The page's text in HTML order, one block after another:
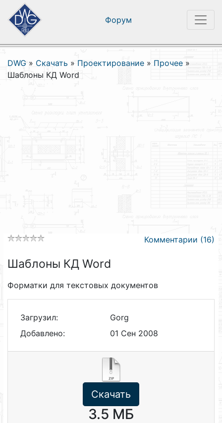
Форум
DWG » Скачать » Проектирование » Прочее »
Шаблоны КД Word
Комментарии (16)
Шаблоны КД Word
Форматки для текстовых документов
Загрузил:
Gorg
Добавлено:
01 Сен 2008
Скачать
3.5 МБ